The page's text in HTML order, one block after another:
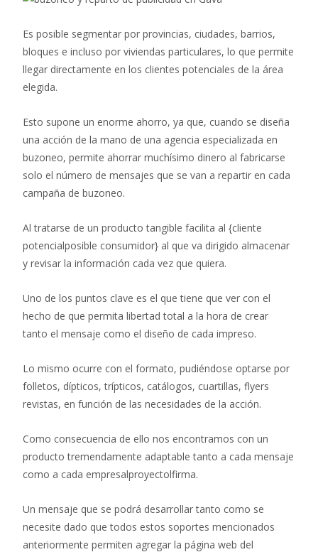
Es posible segmentar por provincias, ciudades, barrios,
bloques e incluso por viviendas particulares, lo que permite
llegar directamente en los clientes potenciales de la área
elegida.
Esto supone un enorme ahorro, ya que, cuando se diseña
una acción de la mano de una agencia especializada en
buzoneo, permite ahorrar muchísimo dinero al fabricarse
solo el número de mensajes que se van a repartir en cada
campaña de buzoneo.
Al tratarse de un producto tangible facilita al {cliente
potencialposible consumidor} al que va dirigido almacenar
y revisar la información cada vez que quiera.
Uno de los puntos clave es el que tiene que ver con el
hecho de que permita libertad total a la hora de crear
tanto el mensaje como el diseño de cada impreso.
Lo mismo ocurre con el formato, pudiéndose optarse por
folletos, dípticos, trípticos, catálogos, cuartillas, flyers
revistas, en función de las necesidades de la acción.
Como consecuencia de ello nos encontramos con un
producto tremendamente adaptable tanto a cada mensaje
como a cada empresalproyectolfirma.
Un mensaje que se podrá desarrollar tanto como se
necesite dado que todos estos soportes mencionados
anteriormente permiten agregar la página web del